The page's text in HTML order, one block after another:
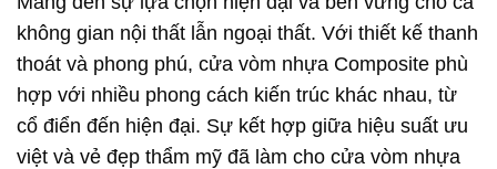
không gian nội thất lẫn ngoại thất. Với thiết kế thanh
thoát và phong phú, cửa vòm nhựa Composite phù
hợp với nhiều phong cách kiến trúc khác nhau, từ
cổ điển đến hiện đại. Sự kết hợp giữa hiệu suất ưu
việt và vẻ đẹp thẩm mỹ đã làm cho cửa vòm nhựa